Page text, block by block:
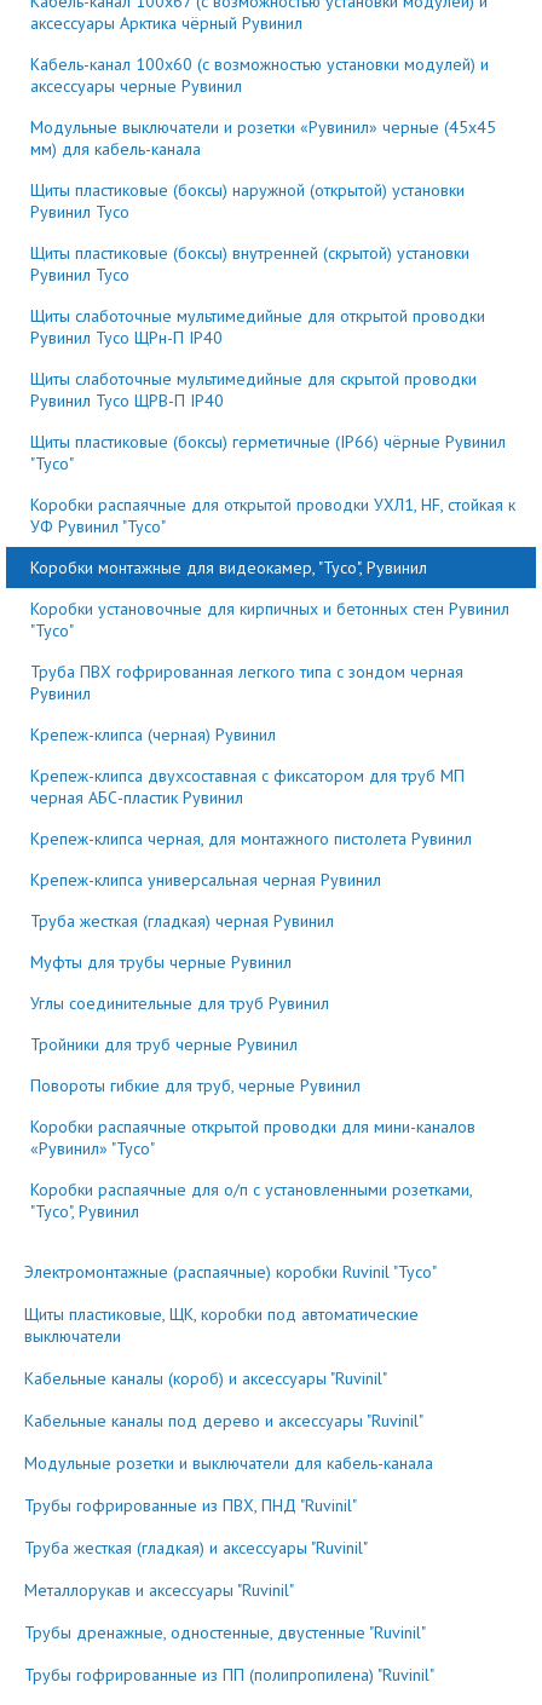
аксессуары Арктика чёрный Рувинил
Кабель-канал 100x60 (с возможностью установки модулей) и
аксессуары черные Рувинил
Модульные выключатели и розетки «Рувинил» черные (45х45
мм) для кабель-канала
Щиты пластиковые (боксы) наружной (открытой) установки
Рувинил Тусо
Щиты пластиковые (боксы) внутренней (скрытой) установки
Рувинил Тусо
Щиты слаботочные мультимедийные для открытой проводки
Рувинил Тусо ЩРн-П IP40
Щиты слаботочные мультимедийные для скрытой проводки
Рувинил Тусо ЩРВ-П IP40
Щиты пластиковые (боксы) герметичные (IP66) чёрные Рувинил
"Тусо"
Коробки распаячные для открытой проводки УХЛ1, HF, стойкая к
УФ Рувинил "Тусо"
Коробки монтажные для видеокамер, "Тусо", Рувинил
Коробки установочные для кирпичных и бетонных стен Рувинил
"Тусо"
Труба ПВХ гофрированная легкого типа с зондом черная
Рувинил
Крепеж-клипса (черная) Рувинил
Крепеж-клипса двухсоставная с фиксатором для труб МП
черная АБС-пластик Рувинил
Крепеж-клипса черная, для монтажного пистолета Рувинил
Крепеж-клипса универсальная черная Рувинил
Труба жесткая (гладкая) черная Рувинил
Муфты для трубы черные Рувинил
Углы соединительные для труб Рувинил
Тройники для труб черные Рувинил
Повороты гибкие для труб, черные Рувинил
Коробки распаячные открытой проводки для мини-каналов
«Рувинил» "Тусо"
Коробки распаячные для о/п с установленными розетками,
"Тусо", Рувинил
Электромонтажные (распаячные) коробки Ruvinil "Тусо"
Щиты пластиковые, ЩК, коробки под автоматические
выключатели
Кабельные каналы (короб) и аксессуары "Ruvinil"
Кабельные каналы под дерево и аксессуары "Ruvinil"
Модульные розетки и выключатели для кабель-канала
Трубы гофрированные из ПВХ, ПНД "Ruvinil"
Труба жесткая (гладкая) и аксессуары "Ruvinil"
Металлорукав и аксессуары "Ruvinil"
Трубы дренажные, одностенные, двустенные "Ruvinil"
Трубы гофрированные из ПП (полипропилена) "Ruvinil"